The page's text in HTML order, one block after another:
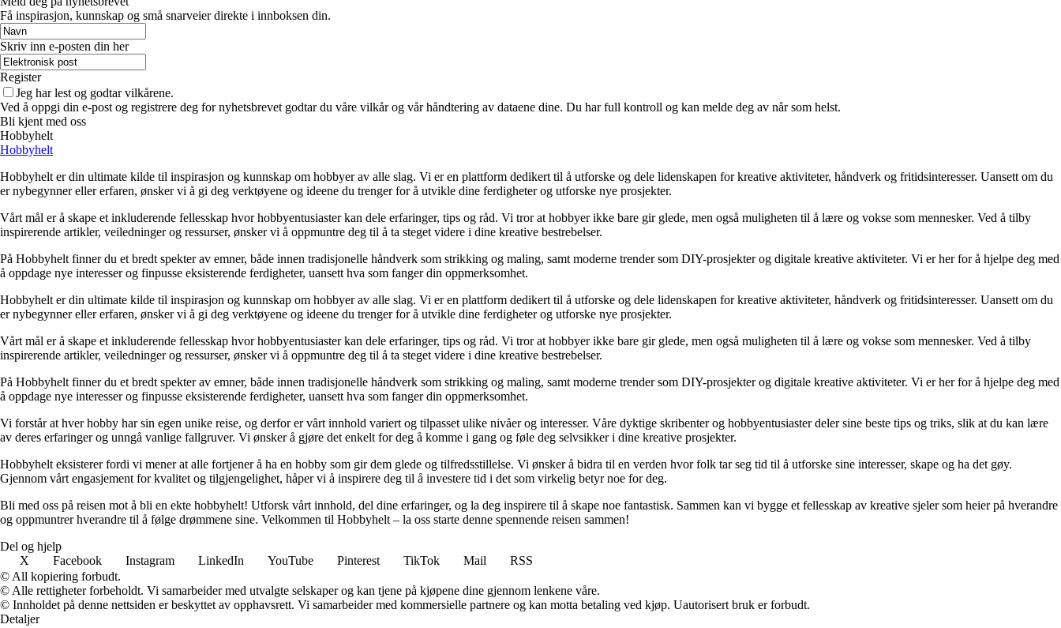
Få inspirasjon, kunnskap og små snarveier direkte i innboksen din.
Skriv inn e-posten din her
Register
Jeg har lest og godtar vilkårene.
Ved å oppgi din e-post og registrere deg for nyhetsbrevet godtar du våre vilkår og vår håndtering av dataene dine. Du har full kontroll og kan melde deg av når som helst.
Bli kjent med oss
Hobbyhelt
Hobbyhelt
Hobbyhelt er din ultimate kilde til inspirasjon og kunnskap om hobbyer av alle slag. Vi er en plattform dedikert til å utforske og dele lidenskapen for kreative aktiviteter, håndverk og fritidsinteresser. Uansett om du
er nybegynner eller erfaren, ønsker vi å gi deg verktøyene og ideene du trenger for å utvikle dine ferdigheter og utforske nye prosjekter.
Vårt mål er å skape et inkluderende fellesskap hvor hobbyentusiaster kan dele erfaringer, tips og råd. Vi tror at hobbyer ikke bare gir glede, men også muligheten til å lære og vokse som mennesker. Ved å tilby
inspirerende artikler, veiledninger og ressurser, ønsker vi å oppmuntre deg til å ta steget videre i dine kreative bestrebelser.
På Hobbyhelt finner du et bredt spekter av emner, både innen tradisjonelle håndverk som strikking og maling, samt moderne trender som DIY-prosjekter og digitale kreative aktiviteter. Vi er her for å hjelpe deg med
å oppdage nye interesser og finpusse eksisterende ferdigheter, uansett hva som fanger din oppmerksomhet.
Hobbyhelt er din ultimate kilde til inspirasjon og kunnskap om hobbyer av alle slag. Vi er en plattform dedikert til å utforske og dele lidenskapen for kreative aktiviteter, håndverk og fritidsinteresser. Uansett om du
er nybegynner eller erfaren, ønsker vi å gi deg verktøyene og ideene du trenger for å utvikle dine ferdigheter og utforske nye prosjekter.
Vårt mål er å skape et inkluderende fellesskap hvor hobbyentusiaster kan dele erfaringer, tips og råd. Vi tror at hobbyer ikke bare gir glede, men også muligheten til å lære og vokse som mennesker. Ved å tilby
inspirerende artikler, veiledninger og ressurser, ønsker vi å oppmuntre deg til å ta steget videre i dine kreative bestrebelser.
På Hobbyhelt finner du et bredt spekter av emner, både innen tradisjonelle håndverk som strikking og maling, samt moderne trender som DIY-prosjekter og digitale kreative aktiviteter. Vi er her for å hjelpe deg med
å oppdage nye interesser og finpusse eksisterende ferdigheter, uansett hva som fanger din oppmerksomhet.
Vi forstår at hver hobby har sin egen unike reise, og derfor er vårt innhold variert og tilpasset ulike nivåer og interesser. Våre dyktige skribenter og hobbyentusiaster deler sine beste tips og triks, slik at du kan lære
av deres erfaringer og unngå vanlige fallgruver. Vi ønsker å gjøre det enkelt for deg å komme i gang og føle deg selvsikker i dine kreative prosjekter.
Hobbyhelt eksisterer fordi vi mener at alle fortjener å ha en hobby som gir dem glede og tilfredsstillelse. Vi ønsker å bidra til en verden hvor folk tar seg tid til å utforske sine interesser, skape og ha det gøy.
Gjennom vårt engasjement for kvalitet og tilgjengelighet, håper vi å inspirere deg til å investere tid i det som virkelig betyr noe for deg.
Bli med oss på reisen mot å bli en ekte hobbyhelt! Utforsk vårt innhold, del dine erfaringer, og la deg inspirere til å skape noe fantastisk. Sammen kan vi bygge et fellesskap av kreative sjeler som heier på hverandre
og oppmuntrer hverandre til å følge drømmene sine. Velkommen til Hobbyhelt – la oss starte denne spennende reisen sammen!
Del og hjelp
X
Facebook Instagram LinkedIn YouTube Pinterest TikTok Mail
RSS
© All kopiering forbudt.
© Alle rettigheter forbeholdt. Vi samarbeider med utvalgte selskaper og kan tjene på kjøpene dine gjennom lenkene våre.
© Innholdet på denne nettsiden er beskyttet av opphavsrett. Vi samarbeider med kommersielle partnere og kan motta betaling ved kjøp. Uautorisert bruk er forbudt.
Detaljer